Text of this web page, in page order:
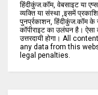
हिंदीकुंज.कॉम, वेबसाइट या
व्यक्ति या संस्था ,इसमें
पुनर्प्रकाशन, हिंदीकुंज.कॉम
कॉपीराइट का उलंघन है। ऐसा
उत्तरदायी होगा। All
any data from this
legal penalties.